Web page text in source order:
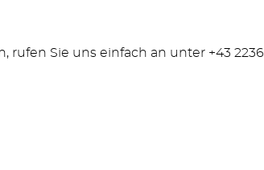
rufen Sie uns einfach an unter +43 2236